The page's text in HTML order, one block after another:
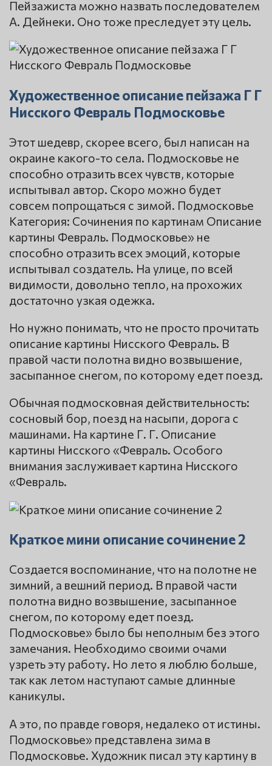
Пейзажиста можно назвать последователем
А. Дейнеки. Оно тоже преследует эту цель.
Художественное описание пейзажа Г Г
Нисского Февраль Подмосковье
Этот шедевр, скорее всего, был написан на
окраине какого-то села. Подмосковье не
способно отразить всех чувств, которые
испытывал автор. Скоро можно будет
совсем попрощаться с зимой. Подмосковье
Категория: Сочинения по картинам Описание
картины Февраль. Подмосковье» не
способно отразить всех эмоций, которые
испытывал создатель. На улице, по всей
видимости, довольно тепло, на прохожих
достаточно узкая одежка.
Но нужно понимать, что не просто прочитать
описание картины Нисского Февраль. В
правой части полотна видно возвышение,
засыпанное снегом, по которому едет поезд.
Обычная подмосковная действительность:
сосновый бор, поезд на насыпи, дорога с
машинами. На картине Г. Г. Описание
картины Нисского «Февраль. Особого
внимания заслуживает картина Нисского
«Февраль.
Краткое мини описание сочинение 2
Создается воспоминание, что на полотне не
зимний, а вешний период. В правой части
полотна видно возвышение, засыпанное
снегом, по которому едет поезд.
Подмосковье» было бы неполным без этого
замечания. Необходимо своими очами
узреть эту работу. Но лето я люблю больше,
так как летом наступают самые длинные
каникулы.
А это, по правде говоря, недалеко от истины.
Подмосковье» представлена зима в
Подмосковье. Художник писал эту картину в